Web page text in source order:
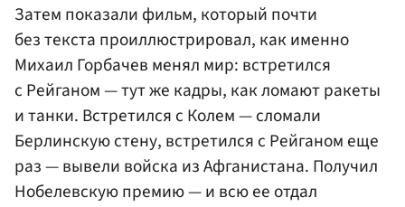
Затем показали фильм, который почти
без текста проиллюстрировал, как именно
Михаил Горбачев менял мир: встретился
с Рейганом — тут же кадры, как ломают ракеты
и танки. Встретился с Колем — сломали
Берлинскую стену, встретился с Рейганом еще
раз — вывели войска из Афганистана. Получил
Нобелевскую премию — и всю ее отдал